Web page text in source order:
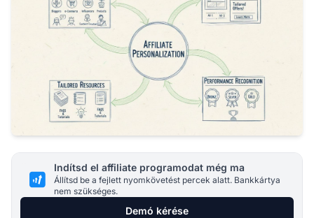
Indítsd el affiliate programodat még ma
Állítsd be a fejlett nyomkövetést percek alatt. Bankkártya
nem szükséges.
Demó kérése